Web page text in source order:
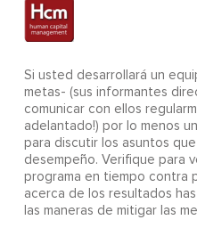
Si usted desarrollará un
metas- (sus informantes
comunicar con ellos
adelantado!) por lo menos
para discutir los asuntos
desempeño. Verifique para
programa en tiempo contra
acerca de los resultados
las maneras de mitigar las